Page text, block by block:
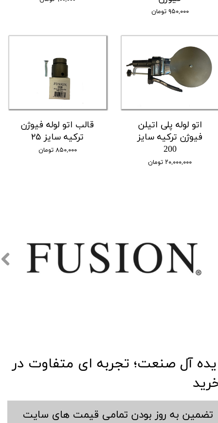
۹۵۰,۰۰۰ تومان
اتو لوله پلی اتیلن
فیوژن ترکیه سایز
200
۲۰,۰۰۰,۰۰۰ تومان
قالب اتو لوله فیوژن
ترکیه سایز ۲۵
۸۵۰,۰۰۰ تومان
​تضمین به روز بودن تمامی قیمت های سایت
آل صنعت؛ تجربه ای متفاوت در